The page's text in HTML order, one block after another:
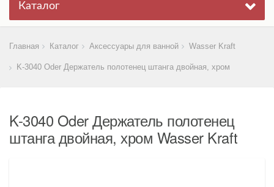
Каталог
Главная Каталог Аксессуары для ванной Wasser Kraft
K-3040 Oder Держатель полотенец штанга двойная, хром
K-3040 Oder Держатель полотенец
штанга двойная, хром Wasser Kraft